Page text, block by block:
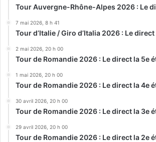
Tour Auvergne-Rhône-Alpes 2026 : Le
7 mai 2026, 8 h 41
Tour d’Italie / Giro d’Italia 2026 : Le direct
2 mai 2026, 20 h 00
Tour de Romandie 2026 : Le direct la 5e
1 mai 2026, 20 h 00
Tour de Romandie 2026 : Le direct la 4e
30 avril 2026, 20 h 00
Tour de Romandie 2026 : Le direct la 3e
29 avril 2026, 20 h 00
Tour de Romandie 2026 : Le direct la 2e